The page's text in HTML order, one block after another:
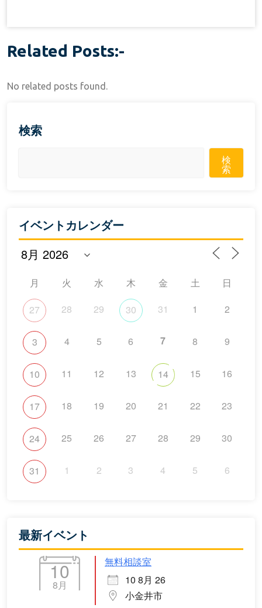
Related Posts:-
No related posts found.
検索
検
索
イベントカレンダー
月 火 水 木 金 土 日
27 28 29 30 31 1 2
3 4 5 6 7 8 9
10 11 12 13 14 15 16
17 18 19 20 21 22 23
24 25 26 27 28 29 30
31 1 2 3 4 5 6
最新イベント
10
8月
無料相談室
10 8月 26
小金井市